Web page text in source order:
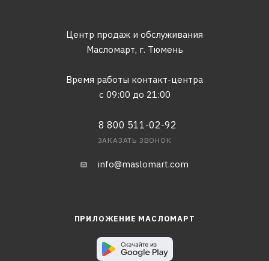
Центр продаж и обслуживания
Масломарт, г. Тюмень
Время работы контакт-центра
с 09:00 до 21:00
8 800 511-02-92
ЗАКАЗАТЬ ЗВОНОК
info@maslomart.com
ПРИЛОЖЕНИЕ МАСЛОМАРТ